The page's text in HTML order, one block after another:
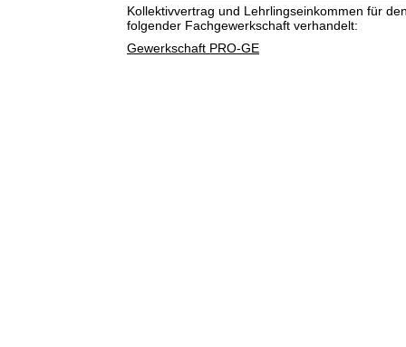
Kollektivvertrag und Lehrlingseinkommen für
folgender Fachgewerkschaft verhandelt:
Gewerkschaft PRO-GE